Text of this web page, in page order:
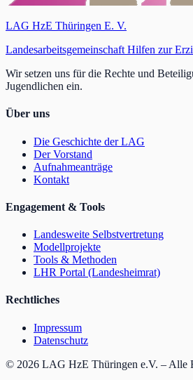
LAG HzE Thüringen E. V.
Landesarbeitsgemeinschaft Hilfen zur
Wir setzen uns für die Rechte und
Jugendlichen ein.
Über uns
Die Geschichte der LAG
Der Vorstand
Aufnahmeanträge
Kontakt
Engagement & Tools
Landesweite Selbstvertretung
Modellprojekte
Tools & Methoden
LHR Portal (Landesheimrat)
Rechtliches
Impressum
Datenschutz
© 2026 LAG HzE Thüringen e.V. – Alle